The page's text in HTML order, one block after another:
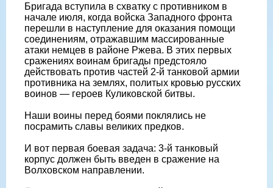
Бригада вступила в схватку с противником в
начале июля, когда войска Западного фронта
перешли в наступление для оказания помощи
соединениям, отражавшим массированные
атаки немцев в районе Ржева. В этих первых
сражениях воинам бригады предстояло
действовать против частей 2-й танковой армии
противника на землях, политых кровью русских
воинов — героев Куликовской битвы.
Наши воины перед боями поклялись не
посрамить славы великих предков.
И вот первая боевая задача: 3-й танковый
корпус должен быть введен в сражение на
Волховском направлении.